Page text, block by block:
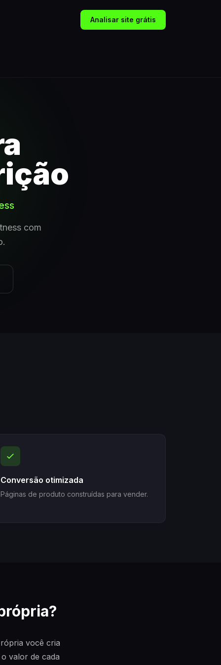
Analisar site grátis
com
Conversão otimizada
Páginas de produto construídas para vender.
você cria
valor de cada